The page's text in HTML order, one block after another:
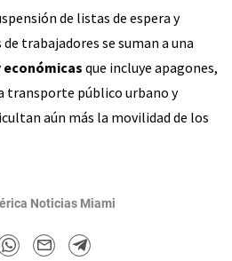
de listas de espera y
trabajadores se suman a una
económicas que incluye apagones,
transporte público urbano y
aún más la movilidad de los
Noticias Miami